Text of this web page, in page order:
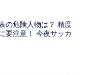
の危険人物は？ 精度
要注意！ 今夜サッカ